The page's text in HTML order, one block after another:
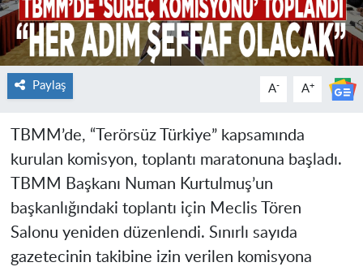
Paylaş A- A+
TBMM’de, “Terörsüz Türkiye” kapsamında
kurulan komisyon, toplantı maratonuna başladı.
TBMM Başkanı Numan Kurtulmuş’un
başkanlığındaki toplantı için Meclis Tören
Salonu yeniden düzenlendi. Sınırlı sayıda
gazetecinin takibine izin verilen komisyona